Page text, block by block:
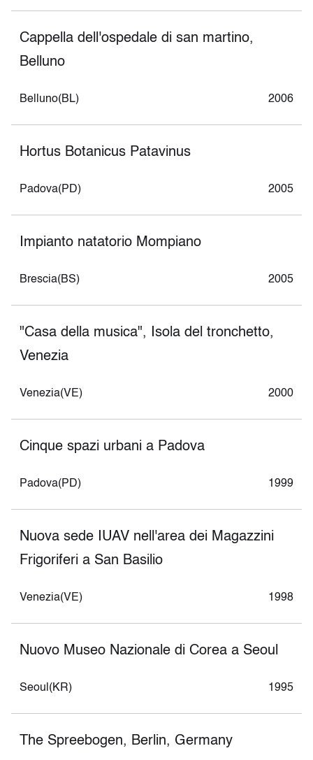
Cappella dell'ospedale di san martino,
Belluno
Belluno(BL) 2006
Hortus Botanicus Patavinus
Padova(PD) 2005
Impianto natatorio Mompiano
Brescia(BS) 2005
"Casa della musica", Isola del tronchetto,
Venezia
Venezia(VE) 2000
Cinque spazi urbani a Padova
Padova(PD) 1999
Nuova sede IUAV nell'area dei Magazzini
Frigoriferi a San Basilio
Venezia(VE) 1998
Nuovo Museo Nazionale di Corea a Seoul
Seoul(KR) 1995
The Spreebogen, Berlin, Germany